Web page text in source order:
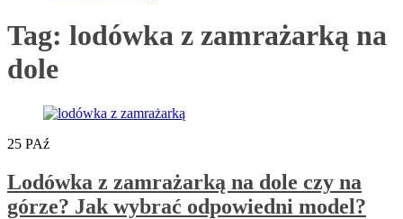
Tag: lodówka z zamrażarką na
dole
25 PAź
Lodówka z zamrażarką na dole czy na
górze? Jak wybrać odpowiedni model?